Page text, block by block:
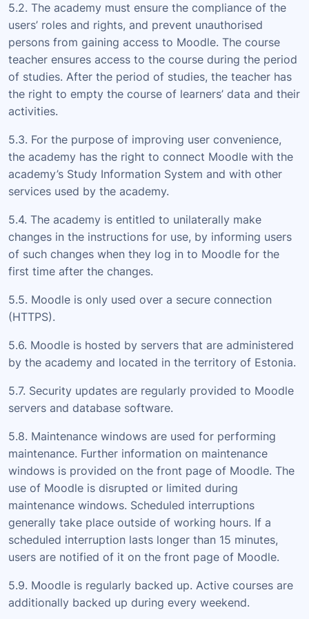
5.2. The academy must ensure the compliance of the
users’ roles and rights, and prevent unauthorised
persons from gaining access to Moodle. The course
teacher ensures access to the course during the period
of studies. After the period of studies, the teacher has
the right to empty the course of learners’ data and their
activities.
5.3. For the purpose of improving user convenience,
the academy has the right to connect Moodle with the
academy’s Study Information System and with other
services used by the academy.
5.4. The academy is entitled to unilaterally make
changes in the instructions for use, by informing users
of such changes when they log in to Moodle for the
first time after the changes.
5.5. Moodle is only used over a secure connection
(HTTPS).
5.6. Moodle is hosted by servers that are administered
by the academy and located in the territory of Estonia.
5.7. Security updates are regularly provided to Moodle
servers and database software.
5.8. Maintenance windows are used for performing
maintenance. Further information on maintenance
windows is provided on the front page of Moodle. The
use of Moodle is disrupted or limited during
maintenance windows. Scheduled interruptions
generally take place outside of working hours. If a
scheduled interruption lasts longer than 15 minutes,
users are notified of it on the front page of Moodle.
5.9. Moodle is regularly backed up. Active courses are
additionally backed up during every weekend.